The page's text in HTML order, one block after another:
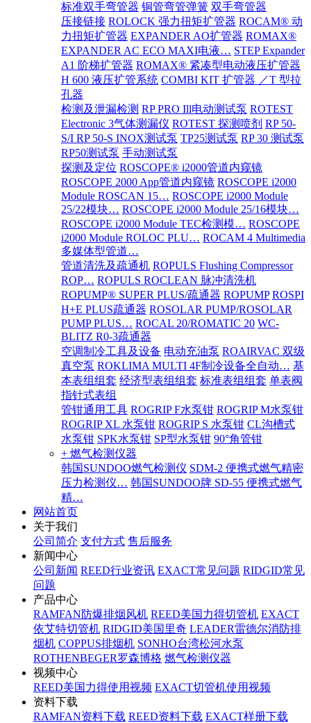
标准双手弯管器 铜管弯管弹簧 双手弯管器
压接链接 ROLOCK 强力扭矩扩管器 ROCAM® 动
力扭矩扩管器 EXPANDER AO扩管器 ROMAX®
EXPANDER AC ECO MAXI电液… STEP Expander
A1 阶梯扩管器 ROMAX® 紧凑型电动液压扩管器
H 600 液压扩管系统 COMBI KIT 扩管器 ／T 型拉
孔器
检测及泄漏检测 RP PRO Ill电动测试泵 ROTEST
Electronic 3气体测漏仪 ROTEST 探测喷剂 RP 50-
S/I RP 50-S INOX测试泵 TP25测试泵 RP 30 测试泵
RP50测试泵 手动测试泵
探测及定位 ROSCOPE® i2000管道内窥镜
ROSCOPE 2000 App管道内窥镜 ROSCOPE i2000
Module ROSCAN 15… ROSCOPE i2000 Module
25/22模块… ROSCOPE i2000 Module 25/16模块…
ROSCOPE i2000 Module TEC检测模… ROSCOPE
i2000 Module ROLOC PLU… ROCAM 4 Multimedia
多媒体型管道…
管道清洗及疏通机 ROPULS Flushing Compressor
ROP… ROPULS ROCLEAN 脉冲清洗机
ROPUMP® SUPER PLUS/疏通器 ROPUMP ROSPI
H+E PLUS疏通器 ROSOLAR PUMP/ROSOLAR
PUMP PLUS… ROCAL 20/ROMATIC 20 WC-
BLITZ R0-3疏通器
空调制冷工具及设备 电动充油泵 ROAIRVAC 双级
真空泵 ROKLIMA MULTI 4F制冷设备全自动… 基
本表组组套 经济型表组组套 标准表组组套 单表阀
指针式表组
管钳通用工具 ROGRIP F水泵钳 ROGRIP M水泵钳
ROGRIP XL 水泵钳 ROGRIP S 水泵钳 CL沟槽式
水泵钳 SPK水泵钳 SP型水泵钳 90°角管钳
+ 燃气检测仪器
韩国SUNDOO燃气检测仪 SDM-2 便携式燃气精密
压力检测仪… 韩国SUNDOO牌 SD-55 便携式燃气
精…
网站首页
关于我们
公司简介 支付方式 售后服务
新闻中心
公司新闻 REED行业资讯 EXACT常见问题 RIDGID常见
问题
产品中心
RAMFAN防爆排烟风机 REED美国力得切管机 EXACT
依艾特切管机 RIDGID美国里奇 LEADER雷德尔消防排
烟机 COPPUS排烟机 SONHO台湾松河水泵
ROTHENBEGER罗森博格 燃气检测仪器
视频中心
REED美国力得使用视频 EXACT切管机使用视频
资料下载
RAMFAN资料下载 REED资料下载 EXACT样册下载